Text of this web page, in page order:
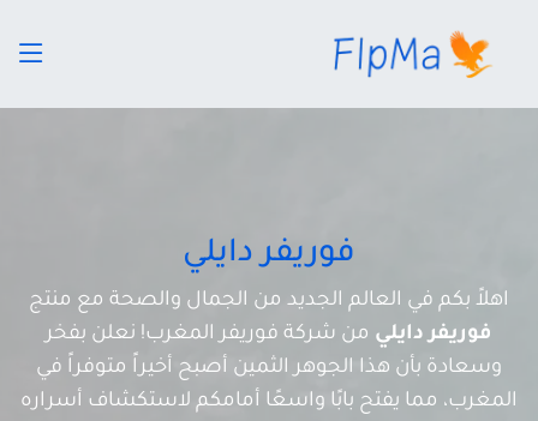
فوريفر دايلي
اهلاً بكم في العالم الجديد من الجمال والصحة مع منتج
فوريفر دايلي من شركة فوريفر المغرب! نعلن بفخر
وسعادة بأن هذا الجوهر الثمين أصبح أخيراً متوفراً في
المغرب، مما يفتح بابًا واسعًا أمامكم لاستكشاف أسراره